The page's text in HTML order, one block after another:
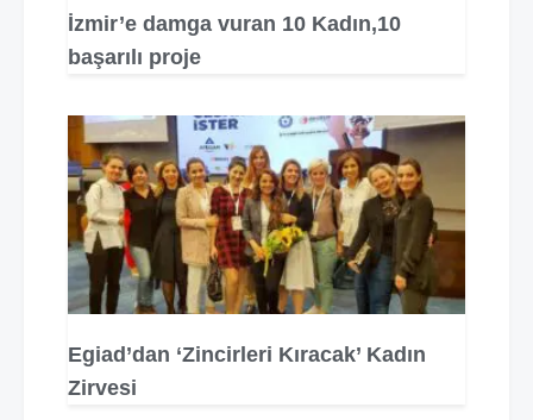
İzmir’e damga vuran 10 Kadın,10
başarılı proje
Egiad’dan ‘Zincirleri Kıracak’ Kadın
Zirvesi